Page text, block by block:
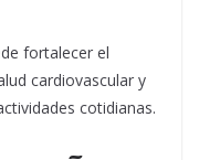
fortalecer el
cardiovascular y
cotidianas.